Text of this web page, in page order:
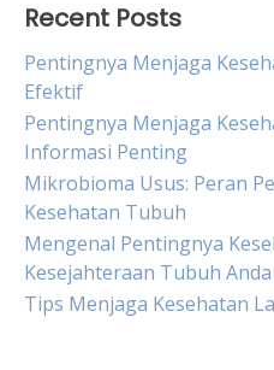
Recent Posts
Pentingnya Menjaga
Efektif
Pentingnya Menjaga
Informasi Penting
Mikrobioma Usus: Peran
Kesehatan Tubuh
Mengenal Pentingnya
Kesejahteraan Tubuh Anda
Tips Menjaga Kesehatan